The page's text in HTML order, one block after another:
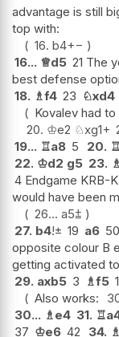
advantage is still
top with:
16. b4+−
16... ♕d5 21 The
best defense
18. ♗f4 23 ♘xd4
Kovalev had
20. ♔e2 ♘xg1+
19... ♖a8 5 20. ♖
22. ♔d2 g5 23. ♗
4 Endgame KRB-
would have been
26... a5⩲
27. b4!± 19 a6 50
opposite colour B
getting activated
29. axb5 3 ♗f5
Also works:
30... ♗ e4 31. ♖
37 ♔e6 42 34. ♗